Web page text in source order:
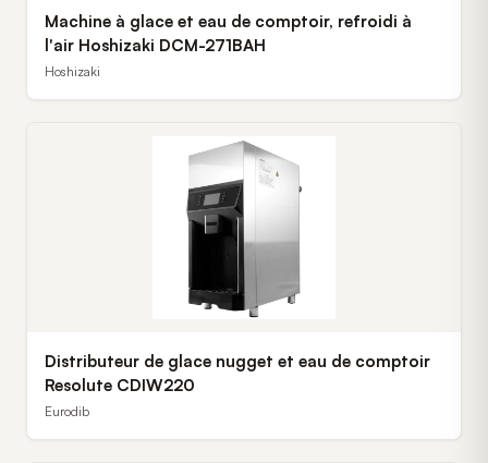
Machine à glace et eau de comptoir, refroidi à
l'air Hoshizaki DCM-271BAH
Hoshizaki
Distributeur de glace nugget et eau de comptoir
Resolute CDIW220
Eurodib